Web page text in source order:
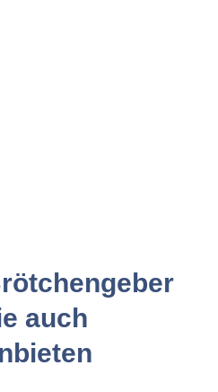
auch